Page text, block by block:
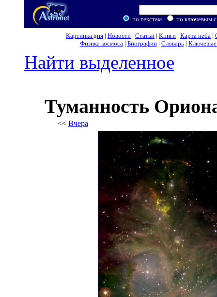
по текстам по ключевым
Картинка дня | Новости | Статьи | Книги | Карта неба |
Физика космоса| Биографии| Словарь| Ключевые
Найти выделенное
Туманность
<< Вчера